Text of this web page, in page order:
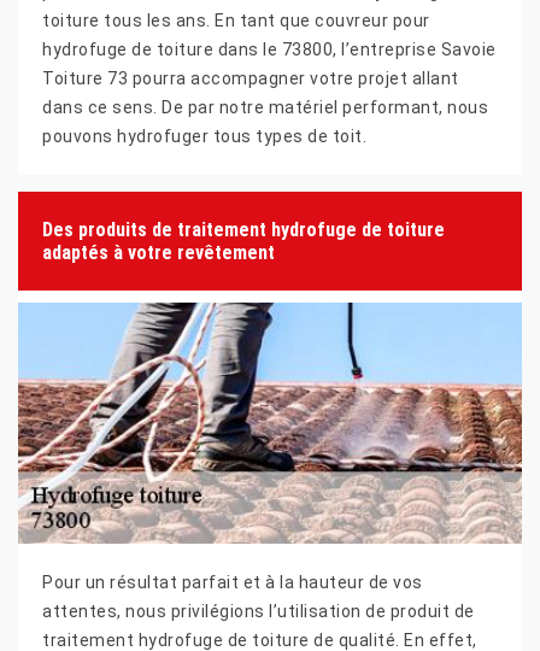
toiture tous les ans. En tant que couvreur pour
hydrofuge de toiture dans le 73800, l’entreprise Savoie
Toiture 73 pourra accompagner votre projet allant
dans ce sens. De par notre matériel performant, nous
pouvons hydrofuger tous types de toit.
Des produits de traitement hydrofuge de toiture
adaptés à votre revêtement
Pour un résultat parfait et à la hauteur de vos
attentes, nous privilégions l’utilisation de produit de
traitement hydrofuge de toiture de qualité. En effet,